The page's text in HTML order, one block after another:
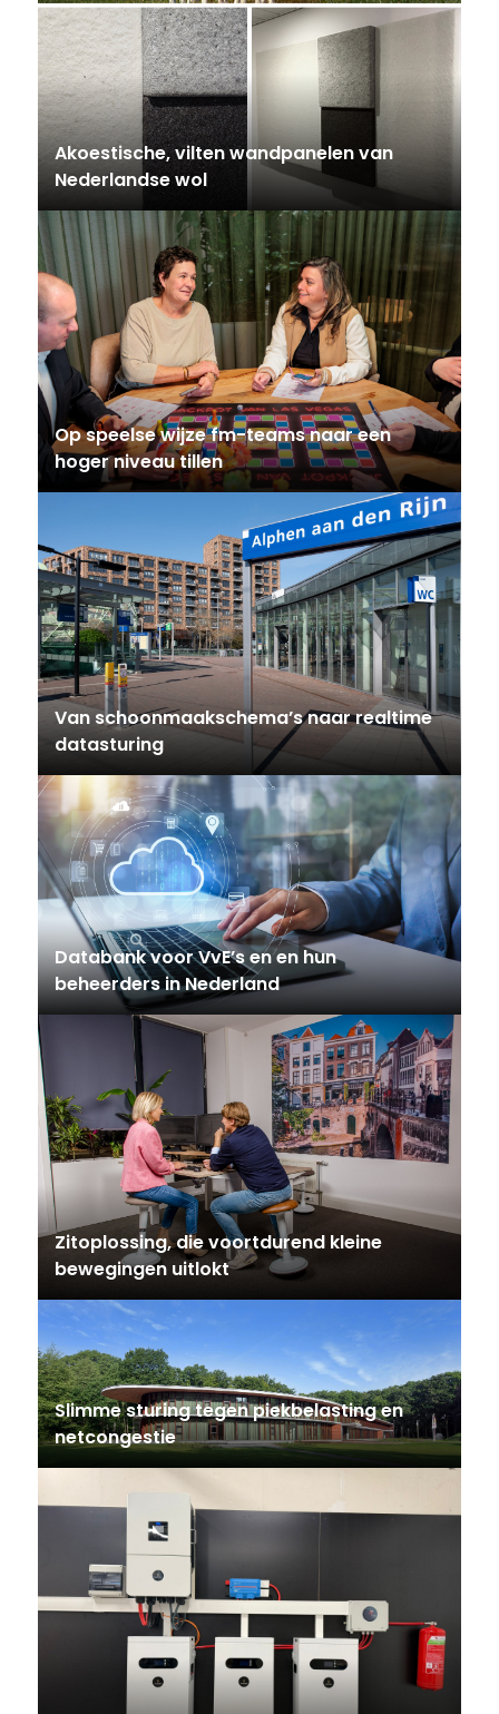
Akoestische, vilten wandpanelen van
Nederlandse wol
Op speelse wijze fm-teams naar een
hoger niveau tillen
Van schoonmaakschema’s naar realtime
datasturing
Databank voor VvE’s en en hun
beheerders in Nederland
Zitoplossing, die voortdurend kleine
bewegingen uitlokt
Slimme sturing tegen piekbelasting en
netcongestie